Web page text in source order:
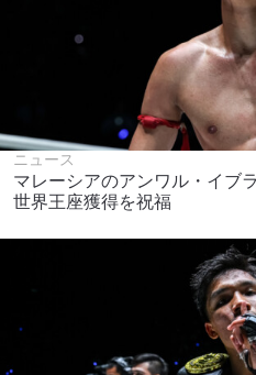
ニュース
マレーシアのアンワル・イブ
世界王座獲得を祝福